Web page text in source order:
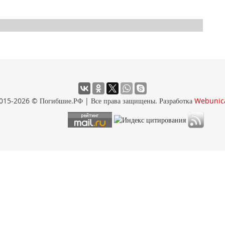
2026 © Погибшие.РФ | Все права защищены. Разработка